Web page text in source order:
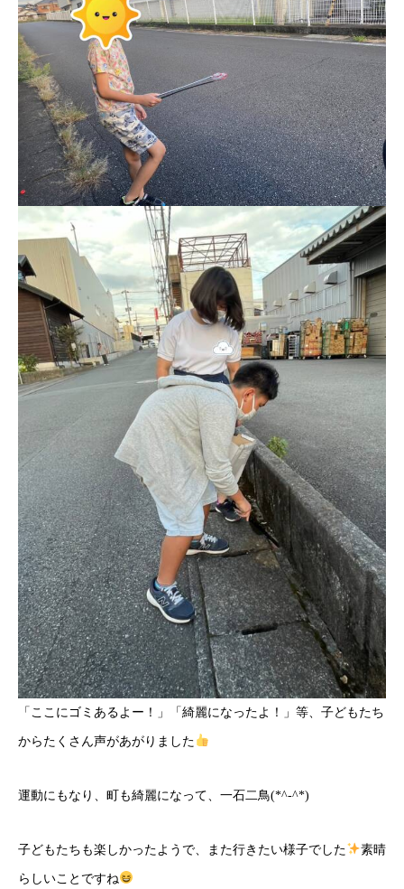
「ここにゴミあるよー！」「綺麗になったよ！」等、子どもたち
からたくさん声があがりました
運動にもなり、町も綺麗になって、一石二鳥(*^-^*)
子どもたちも楽しかったようで、また行きたい様子でした 素晴
らしいことですね